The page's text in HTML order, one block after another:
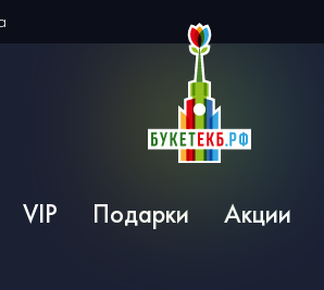
VIP Подарки Акции